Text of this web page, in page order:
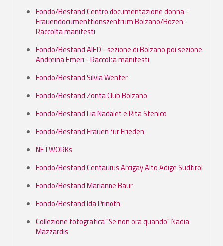
Fondo/Bestand Centro documentazione donna -
Frauendocumenttionszentrum Bolzano/Bozen -
Raccolta manifesti
Fondo/Bestand AIED - sezione di Bolzano poi sezione
Andreina Emeri - Raccolta manifesti
Fondo/Bestand Silvia Wenter
Fondo/Bestand Zonta Club Bolzano
Fondo/Bestand Lia Nadalet e Rita Stenico
Fondo/Bestand Frauen für Frieden
NETWORKs
Fondo/Bestand Centaurus Arcigay Alto Adige Südtirol
Fondo/Bestand Marianne Baur
Fondo/Bestand Ida Prinoth
Collezione fotografica "Se non ora quando" Nadia
Mazzardis